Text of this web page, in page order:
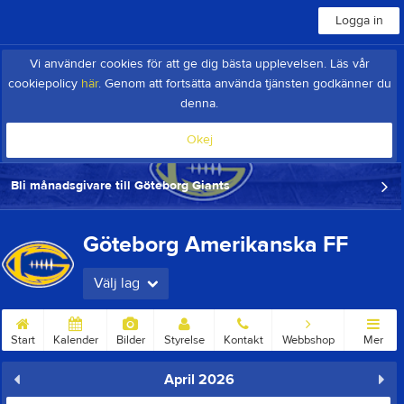
Logga in
Vi använder cookies för att ge dig bästa upplevelsen. Läs vår
cookiepolicy här. Genom att fortsätta använda tjänsten godkänner du
denna.
Okej
Bli månadsgivare till Göteborg Giants
Göteborg Amerikanska FF
Välj lag
Start Kalender Bilder Styrelse Kontakt Webbshop Mer
April 2026